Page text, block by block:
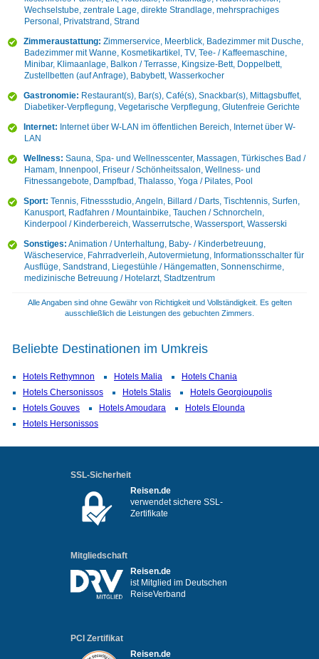
Wechselstube, zentrale Lage, direkte Strandlage, mehrsprachiges
Personal, Privatstrand, Strand
Zimmeraustattung: Zimmerservice, Meerblick, Badezimmer mit Dusche,
Badezimmer mit Wanne, Kosmetikartikel, TV, Tee- / Kaffeemaschine,
Minibar, Klimaanlage, Balkon / Terrasse, Kingsize-Bett, Doppelbett,
Zustellbetten (auf Anfrage), Babybett, Wasserkocher
Gastronomie: Restaurant(s), Bar(s), Café(s), Snackbar(s), Mittagsbuffet,
Diabetiker-Verpflegung, Vegetarische Verpflegung, Glutenfreie Gerichte
Internet: Internet über W-LAN im öffentlichen Bereich, Internet über W-
LAN
Wellness: Sauna, Spa- und Wellnesscenter, Massagen, Türkisches Bad /
Hamam, Innenpool, Friseur / Schönheitssalon, Wellness- und
Fitnessangebote, Dampfbad, Thalasso, Yoga / Pilates, Pool
Sport: Tennis, Fitnessstudio, Angeln, Billard / Darts, Tischtennis, Surfen,
Kanusport, Radfahren / Mountainbike, Tauchen / Schnorcheln,
Kinderpool / Kinderbereich, Wasserrutsche, Wassersport, Wasserski
Sonstiges: Animation / Unterhaltung, Baby- / Kinderbetreuung,
Wäscheservice, Fahrradverleih, Autovermietung, Informationsschalter für
Ausflüge, Sandstrand, Liegestühle / Hängematten, Sonnenschirme,
medizinische Betreuung / Hotelarzt, Stadtzentrum
Alle Angaben sind ohne Gewähr von Richtigkeit und Vollständigkeit. Es gelten
ausschließlich die Leistungen des gebuchten Zimmers.
Beliebte Destinationen im Umkreis
Hotels Rethymnon Hotels Malia
Hotels Chania
Hotels Chersonissos
Hotels Stalis
Hotels Georgioupolis
Hotels Gouves
Hotels Amoudara
Hotels Elounda
Hotels Hersonissos
SSL-Sicherheit
Reisen.de
verwendet sichere SSL-
Zertifikate
Mitgliedschaft
Reisen.de
ist Mitglied im Deutschen
ReiseVerband
PCI Zertifikat
Reisen.de